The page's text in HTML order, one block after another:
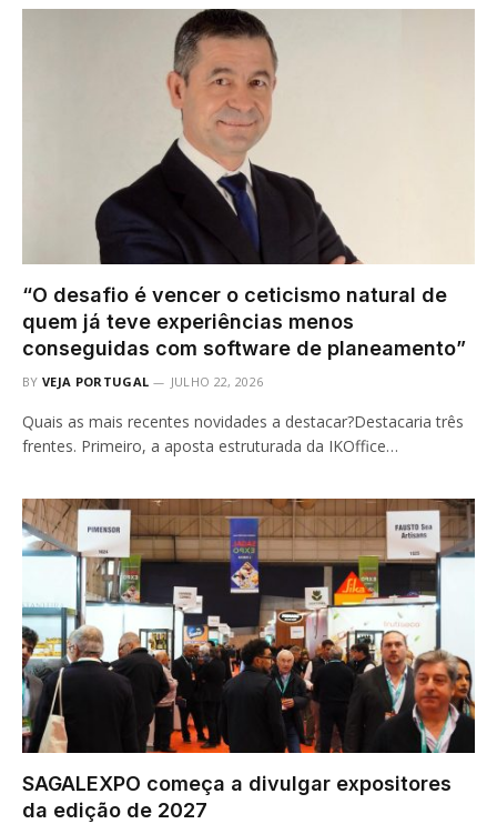
“O desafio é vencer o ceticismo natural de
quem já teve experiências menos
conseguidas com software de planeamento”
BY VEJA PORTUGAL JULHO 22, 2026
Quais as mais recentes novidades a destacar?Destacaria três
frentes. Primeiro, a aposta estruturada da IKOffice…
SAGALEXPO começa a divulgar expositores
da edição de 2027